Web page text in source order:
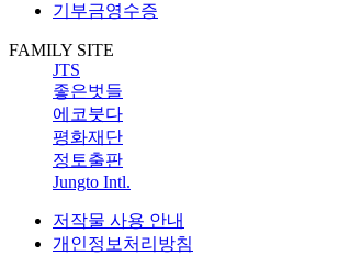
기부금영수증
FAMILY SITE
JTS
좋은벗들
에코붓다
평화재단
정토출판
Jungto Intl.
저작물 사용 안내
개인정보처리방침